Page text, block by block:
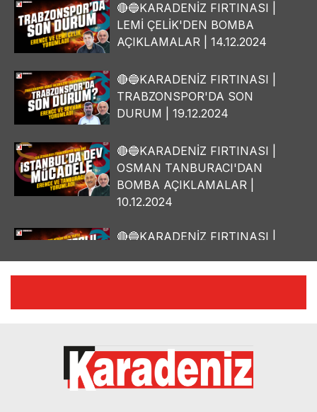
🔴🔵KARADENİZ FIRTINASI |
LEMİ ÇELİK'DEN BOMBA
AÇIKLAMALAR | 14.12.2024
🔴🔵KARADENİZ FIRTINASI |
TRABZONSPOR'DA SON
DURUM | 19.12.2024
🔴🔵KARADENİZ FIRTINASI |
OSMAN TANBURACI'DAN
BOMBA AÇIKLAMALAR |
10.12.2024
🔴🔵KARADENİZ FIRTINASI |
🔴🔵KARADENİZ FIRTINASI |
05.12.2024